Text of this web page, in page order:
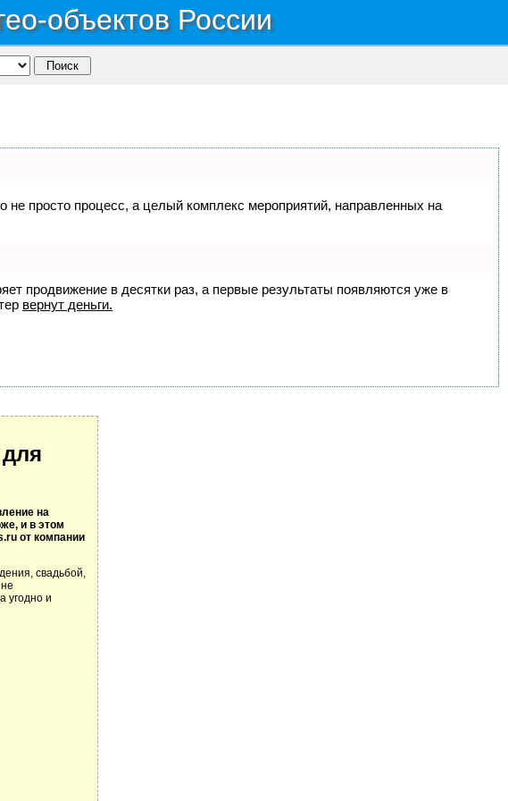
объектов России
не просто процесс, а целый комплекс мероприятий, направленных на
продвижение в десятки раз, а первые результаты появляются уже в
вернут деньги.
на
и в этом
от компании
свадьбой,
угодно и